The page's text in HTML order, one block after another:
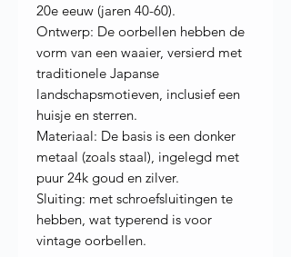
20e eeuw (jaren 40-60).
Ontwerp: De oorbellen hebben de
vorm van een waaier, versierd met
traditionele Japanse
landschapsmotieven, inclusief een
huisje en sterren.
Materiaal: De basis is een donker
metaal (zoals staal), ingelegd met
puur 24k goud en zilver.
Sluiting: met schroefsluitingen te
hebben, wat typerend is voor
vintage oorbellen.